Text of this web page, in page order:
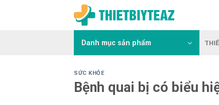
Danh mục sản phẩm
SỨC KHỎE
Bệnh quai bị có biểu